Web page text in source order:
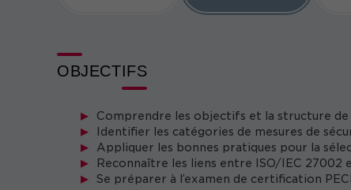
OBJECTIFS
Comprendre les objectifs et la structure de
Identifier les catégories de mesures de
Appliquer les bonnes pratiques pour la
Reconnaître les liens entre ISO/IEC 27002
Se préparer à l’examen de certification